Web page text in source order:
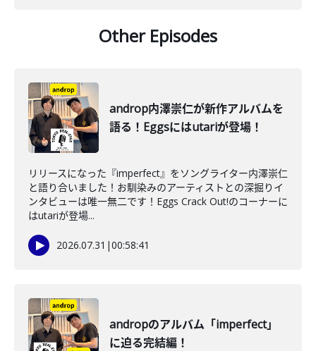
Other Episodes
androp内澤崇仁が新作アルバムを
語る！Eggsにはutariが登場！
リリースになった『imperfect』をソングライター内澤崇仁
と語り合いました！お馴染みのアーティストとの深掘りイ
ンタビューは唯一無二です！Eggs Crack Out!のコーナーに
はutariが登場...
2026.07.31 |00:58:41
andropのアルバム「imperfect」
に迫る完結編！